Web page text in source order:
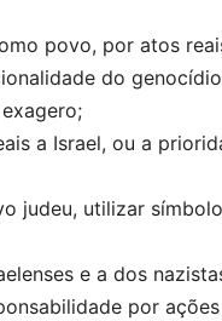
povo, por atos
do
a Israel, ou a
judeu, utilizar
e a dos
por